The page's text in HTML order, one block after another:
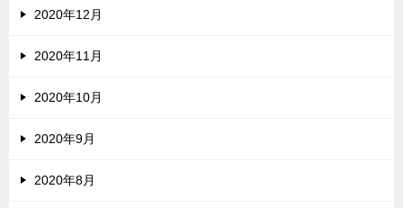
2020年12月
2020年11月
2020年10月
2020年9月
2020年8月